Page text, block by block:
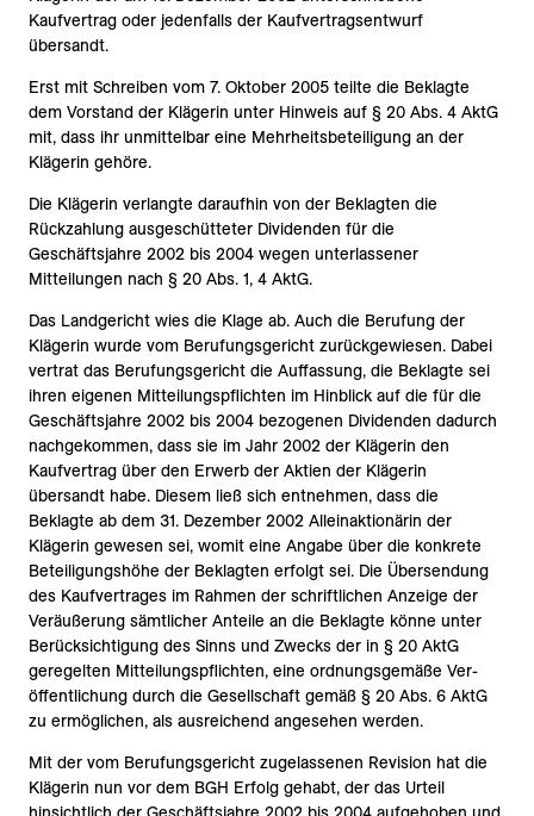
Kaufvertrag oder jedenfalls der Kaufvertragsentwurf
übersandt.
Erst mit Schreiben vom 7. Oktober 2005 teilte die Beklagte
dem Vorstand der Klägerin unter Hinweis auf § 20 Abs. 4 AktG
mit, dass ihr unmittelbar eine Mehrheitsbeteiligung an der
Klägerin gehöre.
Die Klägerin verlangte daraufhin von der Beklagten die
Rückzahlung ausgeschütteter Dividenden für die
Geschäftsjahre 2002 bis 2004 wegen unterlassener
Mitteilungen nach § 20 Abs. 1, 4 AktG.
Das Landgericht wies die Klage ab. Auch die Berufung der
Klägerin wurde vom Berufungsgericht zurückgewiesen. Dabei
vertrat das Berufungsgericht die Auffassung, die Beklagte sei
ihren eigenen Mitteilungspflichten im Hinblick auf die für die
Geschäftsjahre 2002 bis 2004 bezogenen Dividenden dadurch
nachgekommen, dass sie im Jahr 2002 der Klägerin den
Kaufvertrag über den Erwerb der Aktien der Klägerin
übersandt habe. Diesem ließ sich entnehmen, dass die
Beklagte ab dem 31. Dezember 2002 Alleinaktionärin der
Klägerin gewesen sei, womit eine Angabe über die konkrete
Beteiligungshöhe der Beklagten erfolgt sei. Die Übersendung
des Kaufvertrages im Rahmen der schriftlichen Anzeige der
Veräußerung sämtlicher Anteile an die Beklagte könne unter
Berücksichtigung des Sinns und Zwecks der in § 20 AktG
geregelten Mitteilungspflichten, eine ordnungsgemäße Ver-
öffentlichung durch die Gesellschaft gemäß § 20 Abs. 6 AktG
zu ermöglichen, als ausreichend angesehen werden.
Mit der vom Berufungsgericht zugelassenen Revision hat die
Klägerin nun vor dem BGH Erfolg gehabt, der das Urteil